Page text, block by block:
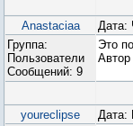
Anastaciaa Дата:
Группа:
Пользователи
Сообщений: 9
Это
youreclipse Дата: